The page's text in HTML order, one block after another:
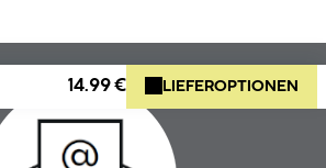
14.99 € LIEFEROPTIONEN